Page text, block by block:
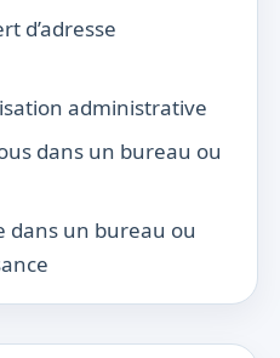
d’adresse
administrative
dans un bureau ou
dans un bureau ou